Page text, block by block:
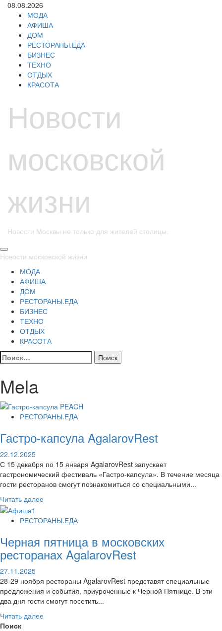
Перейти
содержимому
08.08.2026
МОДА
АФИША
ДОМ
РЕСТОРАНЫ.ЕДА
БИЗНЕС
ТЕХНО
ОТДЫХ
КРАСОТА
Новости
московской
жизни
Новости Москвы не только для жителей столицы.
Основное
Новости московской жизни
МОДА
АФИША
ДОМ
РЕСТОРАНЫ.ЕДА
БИЗНЕС
ТЕХНО
ОТДЫХ
КРАСОТА
Найти:
Mela
РЕСТОРАНЫ.ЕДА
Гастро-капсула AgalarovRest
22.12.2025
С 15 декабря по 15 января AgalarovRest запускает
гастрономический фестиваль «Гастро-капсула». В течение месяца
гости ресторанов смогут познакомиться со специальными...
Читать далее
РЕСТОРАНЫ.ЕДА
Черная пятница в московских
ресторанах AgalarovRest
27.11.2025
28-29 ноября рестораны AgalarovRest представят специальные
предложения и события, приуроченные к Черной Пятнице. В эти
два дня гости смогут посетить...
Читать далее
Поиск